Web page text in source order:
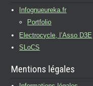
Infognueureka.fr
Portfolio
Electrocycle, l’Asso D3E
SLoCS
Mentions légales